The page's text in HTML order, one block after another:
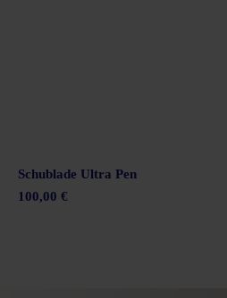
Schublade Ultra Pen
100,00 €